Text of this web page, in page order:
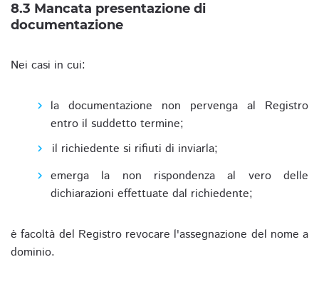
8.3 Mancata presentazione di
documentazione
Nei casi in cui:
la documentazione non pervenga al Registro
entro il suddetto termine;
il richiedente si rifiuti di inviarla;
emerga la non rispondenza al vero delle
dichiarazioni effettuate dal richiedente;
è facoltà del Registro revocare l'assegnazione del nome a
dominio.